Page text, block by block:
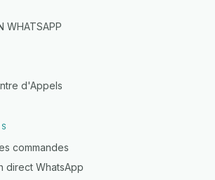
WHATSAPP
d'Appels
commandes
direct WhatsApp